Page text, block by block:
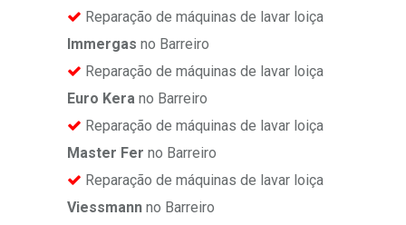
Reparação de máquinas de lavar loiça
Immergas no Barreiro
Reparação de máquinas de lavar loiça
Euro Kera no Barreiro
Reparação de máquinas de lavar loiça
Master Fer no Barreiro
Reparação de máquinas de lavar loiça
Viessmann no Barreiro